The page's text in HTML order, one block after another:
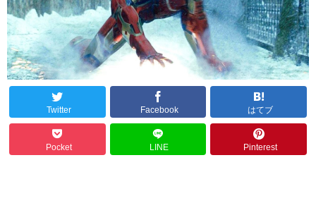
Twitter Facebook はてブ
Pocket LINE Pinterest